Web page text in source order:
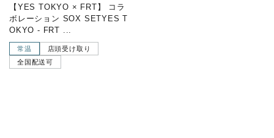
【YES TOKYO × FRT】 コラ
ボレーション SOX SETYES T
OKYO - FRT ...
常温
店頭受け取り
全国配送可